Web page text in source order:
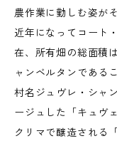
農作業に勤しむ姿が
近年になってコート
在、所有畑の総面積
ャンベルタンである
村名ジュヴレ・シャ
ージュした「キュヴ
クリマで醸造される